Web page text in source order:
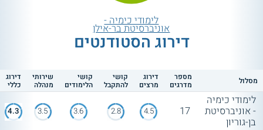
לימודי כימיה -
אוניברסיטת בר-אילן
דירוג הסטודנטים
מסלול מספר
מדרגים
דירוג
מרצים
קושי
להתקבל
קושי
הלימודים
שירותי
מנהלה
דירוג
כללי
לימודי כימיה
- אוניברסיטת
בן-גוריון
17
4.5
2.8
3.6
3.5
4.3